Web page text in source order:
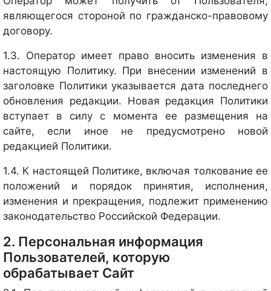
являющегося стороной по гражданско-правовому
договору.
1.3. Оператор имеет право вносить изменения в
настоящую Политику. При внесении изменений в
заголовке Политики указывается дата последнего
обновления редакции. Новая редакция Политики
вступает в силу с момента ее размещения на
сайте, если иное не предусмотрено новой
редакцией Политики.
1.4. К настоящей Политике, включая толкование ее
положений и порядок принятия, исполнения,
изменения и прекращения, подлежит применению
законодательство Российской Федерации.
2. Персональная информация
Пользователей, которую
обрабатывает Сайт